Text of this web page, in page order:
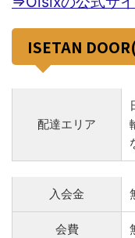
ISETAN
配達エリア
入会金
会費